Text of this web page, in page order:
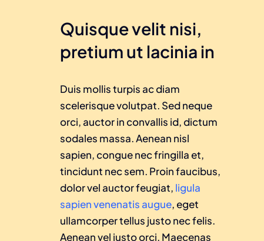
Quisque velit nisi,
pretium ut lacinia in
Duis mollis turpis ac diam
scelerisque volutpat. Sed neque
orci, auctor in convallis id, dictum
sodales massa. Aenean nisl
sapien, congue nec fringilla et,
tincidunt nec sem. Proin faucibus,
dolor vel auctor feugiat, ligula
sapien venenatis augue, eget
ullamcorper tellus justo nec felis.
Aenean vel justo orci. Maecenas